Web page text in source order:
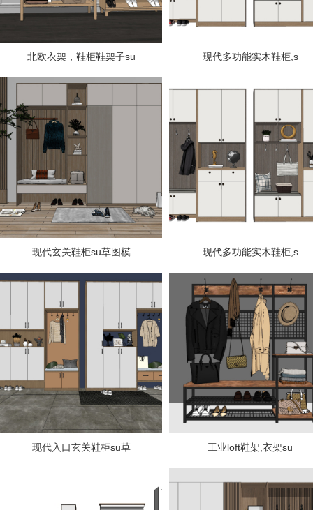
北欧衣架，鞋柜鞋架子su 现代多功能实木鞋柜,s
现代玄关鞋柜su草图模 现代多功能实木鞋柜,s
现代入口玄关鞋柜su草 工业loft鞋架,衣架su